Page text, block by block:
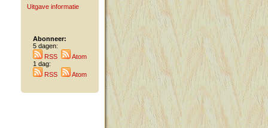
Uitgave informatie
Abonneer:
5 dagen:
RSS
Atom
1 dag:
RSS
Atom